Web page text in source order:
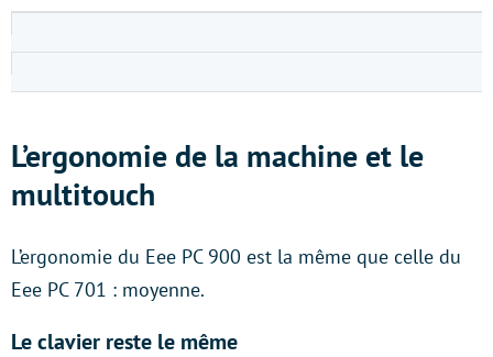
L’ergonomie de la machine et le
multitouch
L’ergonomie du Eee PC 900 est la même que celle du
Eee PC 701 : moyenne.
Le clavier reste le même